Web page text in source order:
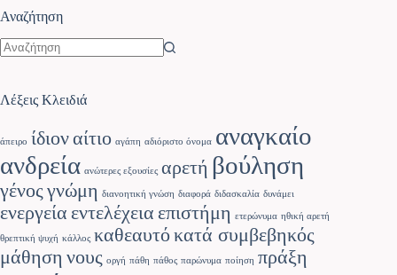
Αναζήτηση
Λέξεις Κλειδιά
άπειρο ίδιοναίτιο αγάπη αδιόριστο όνομα αναγκαίο
ανδρεία ανώτερες εξουσίες αρετή βούληση
γένος γνώμη διανοητική γνώση διαφορά διδασκαλία δυνάμει
ενεργεία εντελέχεια επιστήμη ετερώνυμα ηθική αρετή
θρεπτική ψυχή κάλλος καθεαυτόκατά συμβεβηκός
μάθηση νους οργή πάθη πάθος παρώνυμα ποίηση πράξη